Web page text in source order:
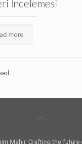
İncelemesi
more
Mahir. Crafting the